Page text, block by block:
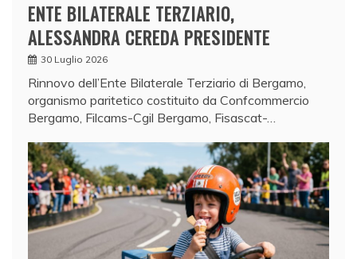
ENTE BILATERALE TERZIARIO,
ALESSANDRA CEREDA PRESIDENTE
30 Luglio 2026
Rinnovo dell’Ente Bilaterale Terziario di Bergamo,
organismo paritetico costituito da Confcommercio
Bergamo, Filcams-Cgil Bergamo, Fisascat-…